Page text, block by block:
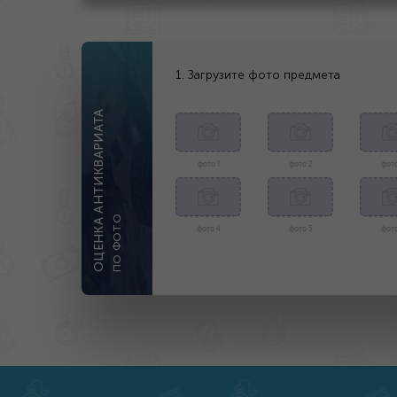
ОЦЕНКА АНТИКВАРИАТАПО ФОТО
1. Загрузите фото предмета
фото 1 фото 2
фото 4 фото 5